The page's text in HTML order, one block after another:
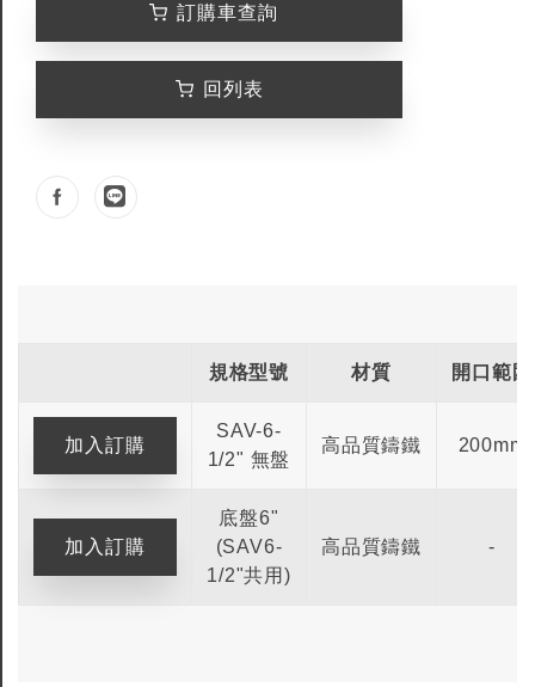
訂購車查詢
回列表
規格型號 材質 開口範圍
SAV-6-
1/2" 無盤
高品質鑄鐵 200mm
底盤6"
(SAV6-
1/2"共用)
高品質鑄鐵 -